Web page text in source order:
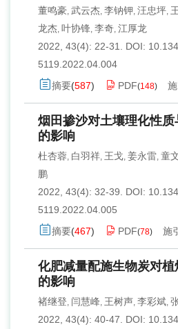
董鸣豪, 武云杰, 李钠钾, 汪忠坪,
龙杰, 叶协锋, 李奇, 江厚龙
2022, 43(4): 22-31.
DOI:
5119.2022.04.004
摘要(587) PDF(148)
烟田掺沙对土壤理化性
的影响
杜杏蓉, 白羽祥, 王戈, 姜永雷, 童
鹏
2022, 43(4): 32-39.
DOI:
5119.2022.04.005
摘要(467) PDF(78) 施
化肥减量配施生物炭对
的影响
褚继登, 闫慧峰, 王树声, 李彩斌,
2022, 43(4): 40-47.
DOI: